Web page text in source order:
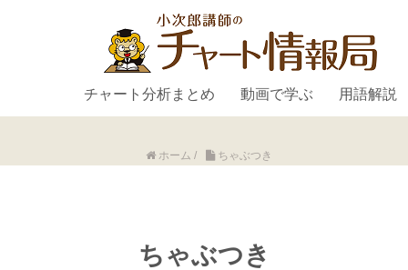
チャート分析まとめ 動画で学ぶ 用語解説
ホーム / ちゃぶつき
ちゃぶつき